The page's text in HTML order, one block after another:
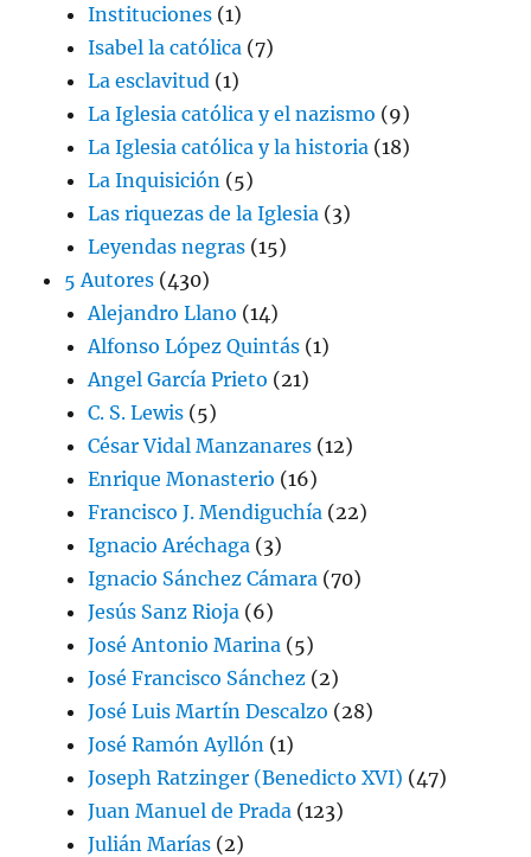
Instituciones (1)
Isabel la católica (7)
La esclavitud (1)
La Iglesia católica y el nazismo (9)
La Iglesia católica y la historia (18)
La Inquisición (5)
Las riquezas de la Iglesia (3)
Leyendas negras (15)
5 Autores (430)
Alejandro Llano (14)
Alfonso López Quintás (1)
Angel García Prieto (21)
C. S. Lewis (5)
César Vidal Manzanares (12)
Enrique Monasterio (16)
Francisco J. Mendiguchía (22)
Ignacio Aréchaga (3)
Ignacio Sánchez Cámara (70)
Jesús Sanz Rioja (6)
José Antonio Marina (5)
José Francisco Sánchez (2)
José Luis Martín Descalzo (28)
José Ramón Ayllón (1)
Joseph Ratzinger (Benedicto XVI) (47)
Juan Manuel de Prada (123)
Julián Marías (2)